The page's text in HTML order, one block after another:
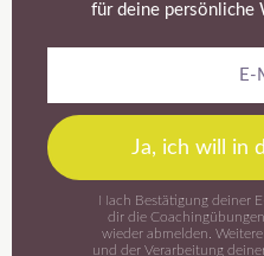
für deine persönliche
Ja, ich will in
Nach Bestätigung deiner
dir die
wieder abmelden.
und der Verarbeitung